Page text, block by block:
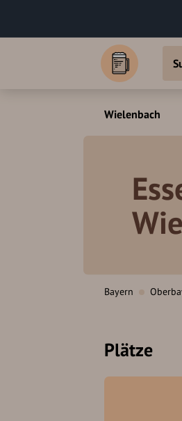
Wielenbach
Bayern
Plätze